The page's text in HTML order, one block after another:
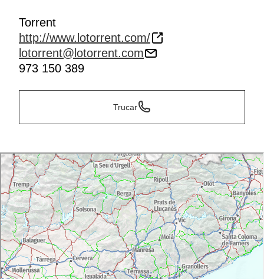
Torrent
http://www.lotorrent.com/
lotorrent@lotorrent.com
973 150 389
Trucar